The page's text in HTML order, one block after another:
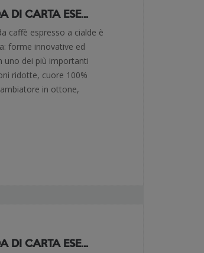
DI CARTA ESE...
caffè espresso a cialde è
forme innovative ed
uno dei più importanti
ridotte, cuore 100%
in ottone,
DI CARTA ESE...